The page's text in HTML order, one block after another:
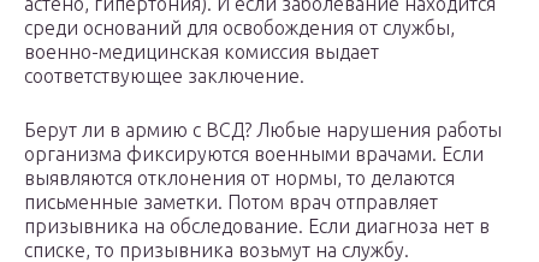
среди оснований для освобождения от службы,
военно-медицинская комиссия выдает
соответствующее заключение.
Берут ли в армию с ВСД? Любые нарушения работы
организма фиксируются военными врачами. Если
выявляются отклонения от нормы, то делаются
письменные заметки. Потом врач отправляет
призывника на обследование. Если диагноза нет в
списке, то призывника возьмут на службу.